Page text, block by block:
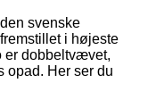
svenske
i højeste
er dobbeltvævet,
opad. Her ser du